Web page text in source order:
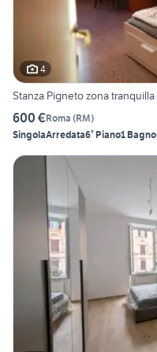
4
Stanza Pigneto zona tranquilla
600 €Roma (RM)
SingolaArredata6° Piano1 Bagno